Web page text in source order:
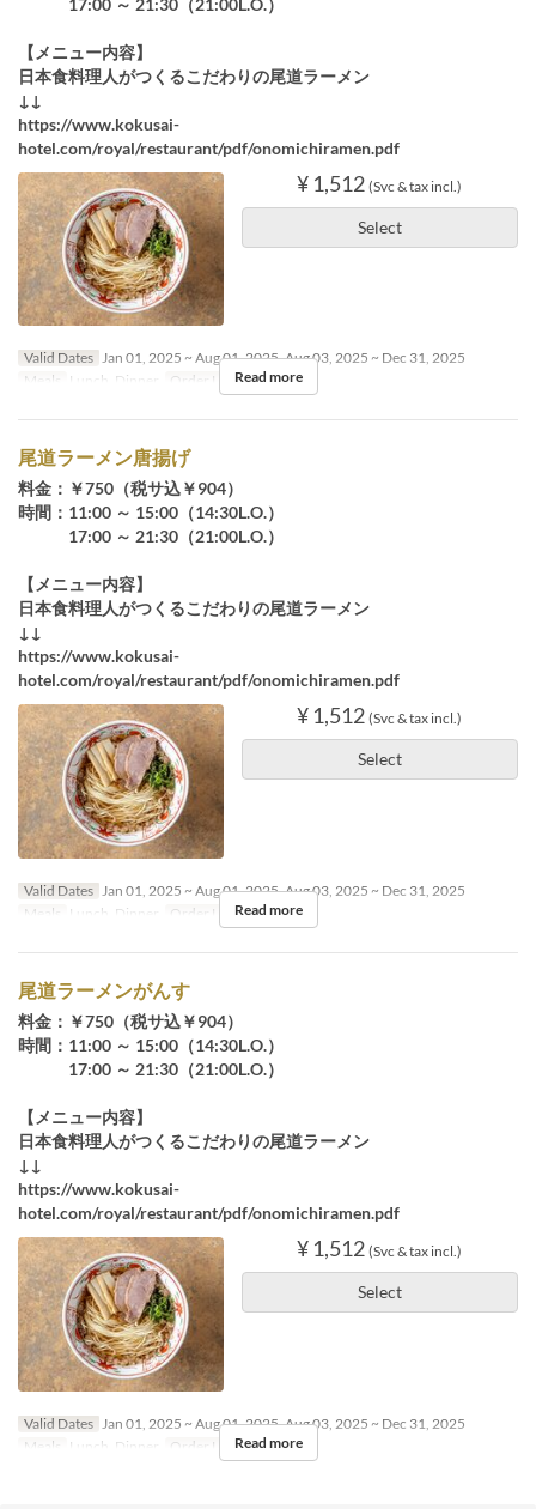
【メニュー内容】
日本食料理人がつくるこだわりの尾道ラーメン
↓↓
https://www.kokusai-
hotel.com/royal/restaurant/pdf/onomichiramen.pdf
¥ 1,512 (Svc & tax incl.)
Select
Valid Dates Jan 01, 2025 ~ Aug 01, 2025, Aug 03, 2025 ~ Dec 31, 2025
Meals
Lunch, Dinner Order Limit ~ 4
Read more
尾道ラーメン唐揚げ
料金：￥750（税サ込￥904）
時間：11:00 ～ 15:00（14:30L.O.）
17:00 ～ 21:30（21:00L.O.）
【メニュー内容】
日本食料理人がつくるこだわりの尾道ラーメン
↓↓
https://www.kokusai-
hotel.com/royal/restaurant/pdf/onomichiramen.pdf
¥ 1,512 (Svc & tax incl.)
Select
Valid Dates Jan 01, 2025 ~ Aug 01, 2025, Aug 03, 2025 ~ Dec 31, 2025
Meals
Lunch, Dinner Order Limit ~ 4
Read more
尾道ラーメンがんす
料金：￥750（税サ込￥904）
時間：11:00 ～ 15:00（14:30L.O.）
17:00 ～ 21:30（21:00L.O.）
【メニュー内容】
日本食料理人がつくるこだわりの尾道ラーメン
↓↓
https://www.kokusai-
hotel.com/royal/restaurant/pdf/onomichiramen.pdf
¥ 1,512 (Svc & tax incl.)
Select
Valid Dates
Jan 01, 2025 ~ Aug 01, 2025, Aug 03, 2025 ~ Dec 31, 2025
Meals
Lunch, Dinner Order Limit ~ 4
Read more